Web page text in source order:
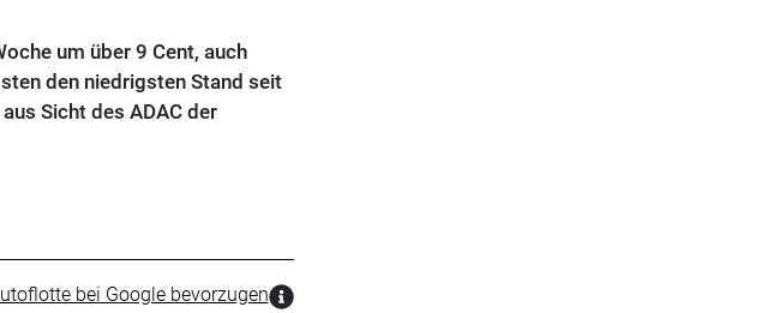
um über 9 Cent, auch
den niedrigsten Stand seit
Sicht des ADAC der
bei Google bevorzugen